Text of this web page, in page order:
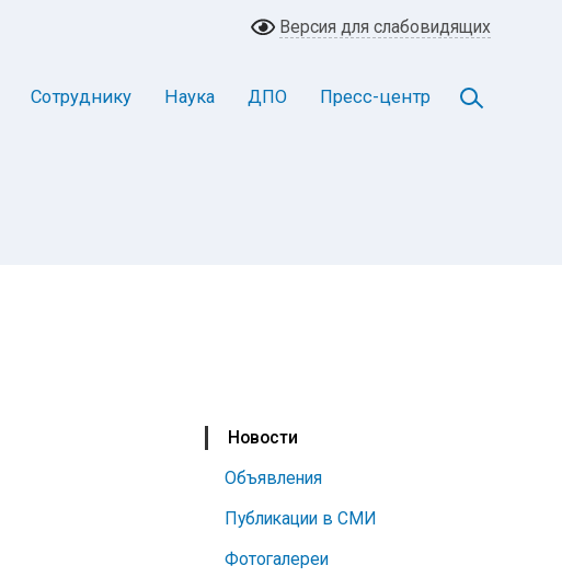
Версия для слабовидящих
Сотруднику Наука ДПО Пресс-центр
Новости
Объявления
Публикации в СМИ
Фотогалереи